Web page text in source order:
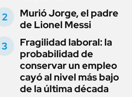
Murió Jorge, el padre
de Lionel Messi
Fragilidad laboral: la
probabilidad de
conservar un empleo
cayó al nivel más bajo
de la última década